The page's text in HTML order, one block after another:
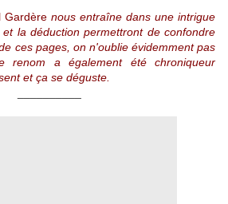
Gardère nous entraîne dans une intrigue
la déduction permettront de confondre
ces pages, on n'oublie évidemment pas
renom a également été chroniqueur
et ça se déguste.